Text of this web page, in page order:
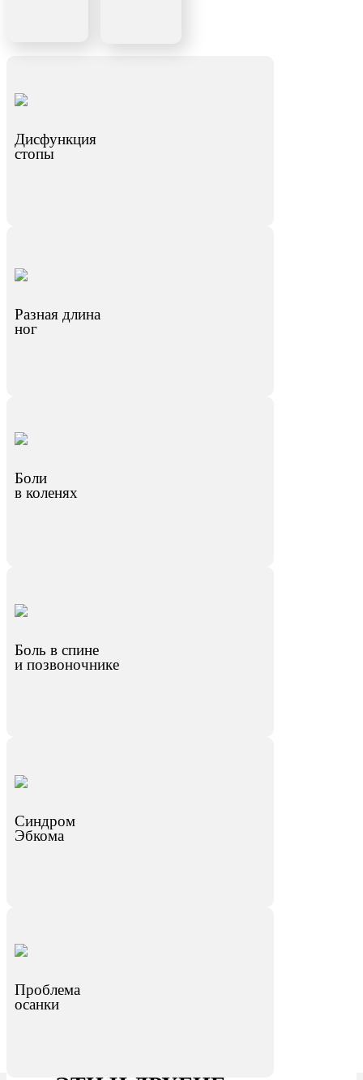
Дисфункция
стопы
Разная длина
ног
Боли
в коленях
Боль в спине
и позвоночнике
Синдром
Эбкома
Проблема
осанки